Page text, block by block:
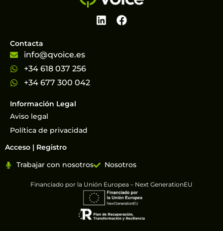
Información Legal
Aviso legal
Política de privacidad
Contacta
info@qvoice.es
+34 618 037 256
+34 677 300 042
Acceso | Registro
Trabajar con nosotros
Nosotros
Financiado por la Unión Europea – Next GenerationEU